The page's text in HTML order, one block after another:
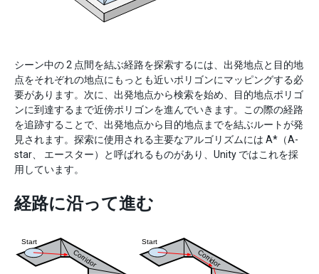
シーン中の 2 点間を結ぶ経路を探索するには、出発地点と目的地
点をそれぞれの地点にもっとも近いポリゴンにマッピングする必
要があります。次に、出発地点から検索を始め、目的地点ポリゴ
ンに到達するまで近傍ポリゴンを進んでいきます。この際の経路
を追跡することで、出発地点から目的地点までを結ぶルートが発
見されます。探索に使用される主要なアルゴリズムには A*（A-
star、 エースター）と呼ばれるものがあり、Unity ではこれを採
用しています。
経路に沿って進む